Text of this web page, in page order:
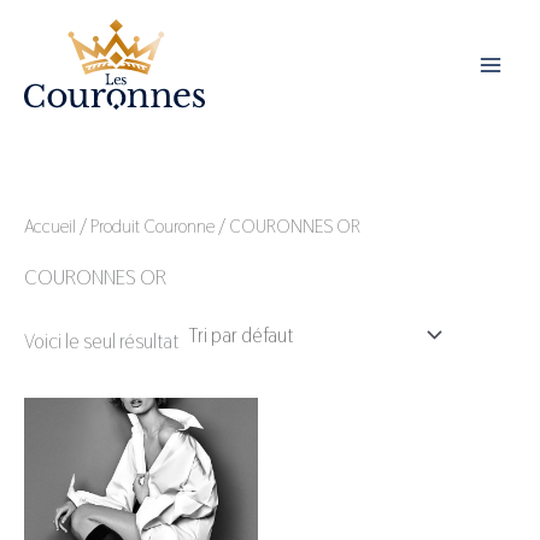
contenu
Accueil / Produit Couronne / COURONNES OR
COURONNES OR
Voici le seul résultat
Ce
produit
plusieurs